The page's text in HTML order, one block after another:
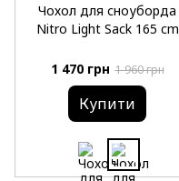
Чохол для сноуборда
Nitro Light Sack 165 cm
1 470 грн 1 960 грн
Купити